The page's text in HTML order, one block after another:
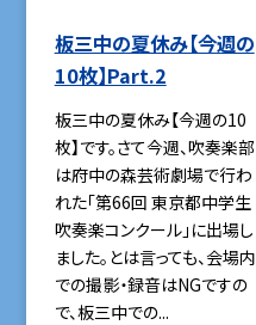
板三中の夏休み【今週の
10枚】Part.2
板三中の夏休み【今週の10
枚】です。さて今週、吹奏楽部
は府中の森芸術劇場で行わ
れた「第66回 東京都中学生
吹奏楽コンクール」に出場し
ました。とは言っても、会場内
での撮影・録音はNGですの
で、板三中での...